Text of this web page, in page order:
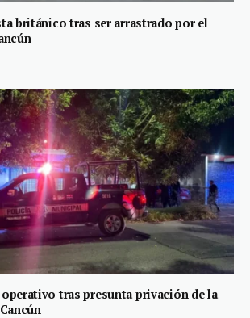
británico tras ser arrastrado por el
tras presunta privación de la